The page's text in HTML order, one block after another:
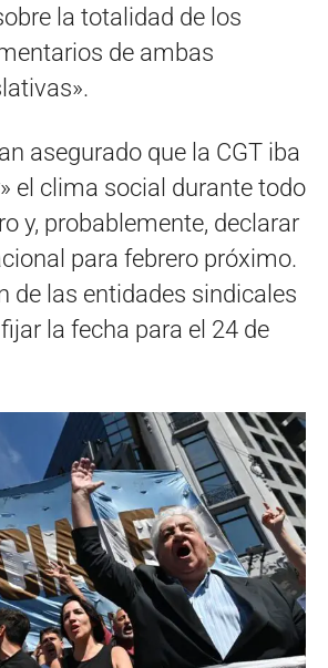
la totalidad de los
de ambas
asegurado que la CGT iba
el clima social durante todo
y, probablemente, declarar
para febrero próximo.
de las entidades sindicales
la fecha para el 24 de